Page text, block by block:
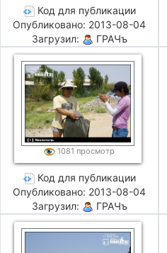
Код для публикации
Опубликовано: 2013-08-04
Загрузил:
ГРАЧъ
1081 просмотр
Код для публикации
Опубликовано: 2013-08-04
Загрузил:
ГРАЧъ